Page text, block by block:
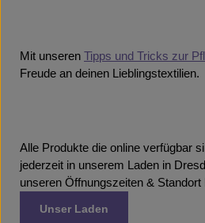
Mit unseren Tipps und Tricks zur
Freude an deinen Lieblingstextilien.
Alle Produkte die online verfügbar
jederzeit in unserem Laden in
unseren Öffnungszeiten & Standort
Unser Laden